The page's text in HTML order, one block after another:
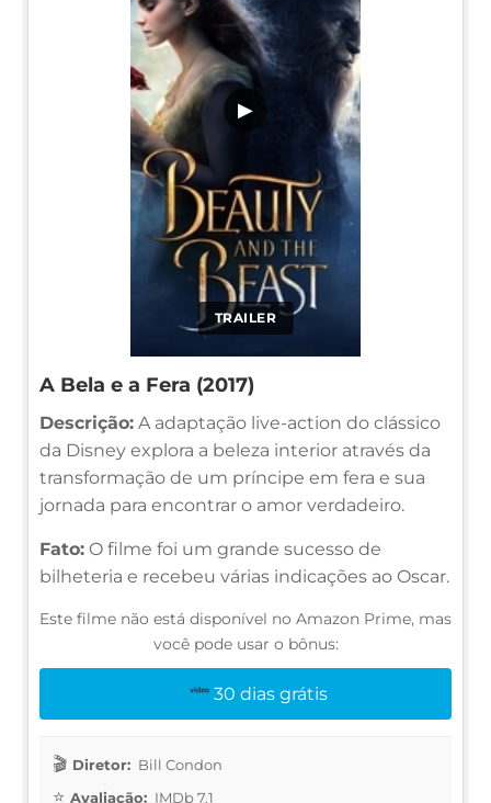
TRAILER
▶
A Bela e a Fera (2017)
Descrição: A adaptação live-action do clássico
da Disney explora a beleza interior através da
transformação de um príncipe em fera e sua
jornada para encontrar o amor verdadeiro.
Fato: O filme foi um grande sucesso de
bilheteria e recebeu várias indicações ao Oscar.
Este filme não está disponível no Amazon Prime, mas
você pode usar o bônus:
30 dias grátis
Diretor: Bill Condon
Avaliação: IMDb 7.1